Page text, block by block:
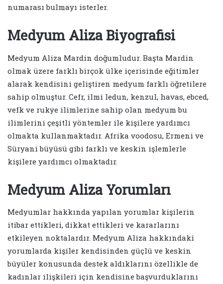
numarası bulmayı isterler.
Medyum Aliza Biyografisi
Medyum Aliza Mardin doğumludur. Başta Mardin
olmak üzere farklı birçok ülke içerisinde eğitimler
alarak kendisini geliştiren medyum farklı öğretilere
sahip olmuştur. Cefr, ilmi ledun, kenzul, havas, ebced,
vefk ve rukye ilimlerine sahip olan medyum bu
ilimlerini çeşitli yöntemler ile kişilere yardımcı
olmakta kullanmaktadır. Afrika voodosu, Ermeni ve
Süryani büyüsü gibi farklı ve keskin işlemlerle
kişilere yardımcı olmaktadır.
Medyum Aliza Yorumları
Medyumlar hakkında yapılan yorumlar kişilerin
itibar ettikleri, dikkat ettikleri ve kararlarını
etkileyen noktalardır. Medyum Aliza hakkındaki
yorumlarda kişiler kendisinden güçlü ve keskin
büyüler konusunda destek aldıklarını özellikle de
kadınlar ilişkileri için kendisine başvurduklarını